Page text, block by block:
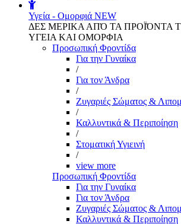
Υγεία - Ομορφιά NEW
ΔΕΣ ΜΕΡΙΚΑ ΑΠΌ ΤΑ ΠΡΟΪΌΝΤΑ
ΥΓΕΙΑ ΚΑΙ ΟΜΟΡΦΙΑ
Προσωπική Φροντίδα
Για την Γυναίκα
/
Για τον Άνδρα
/
Ζυγαριές Σώματος &
/
Καλλυντικά & Περιποίηση
/
Στοματική Υγιεινή
/
view more
Προσωπική Φροντίδα
Για την Γυναίκα
Για τον Άνδρα
Ζυγαριές Σώματος &
Καλλυντικά & Περιποίηση